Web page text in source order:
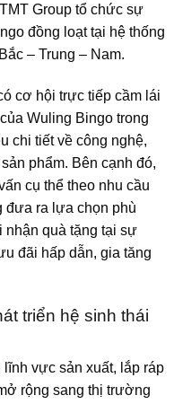
Group tổ chức sự
đồng loạt tại hệ thống
– Trung – Nam.
cơ hội trực tiếp cầm lái
Wuling Bingo trong
chi tiết về công nghệ,
phẩm. Bên cạnh đó,
cụ thể theo nhu cầu
đưa ra lựa chọn phù
quà tặng tại sự
đãi hấp dẫn, gia tăng
triển hệ sinh thái
vực sản xuất, lắp ráp
rộng sang thị trường